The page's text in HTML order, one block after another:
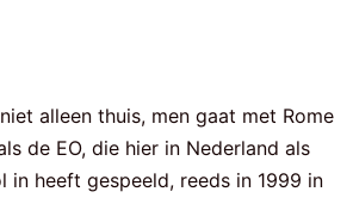
alleen thuis, men gaat met Rome
de EO, die hier in Nederland als
in heeft gespeeld, reeds in 1999 in